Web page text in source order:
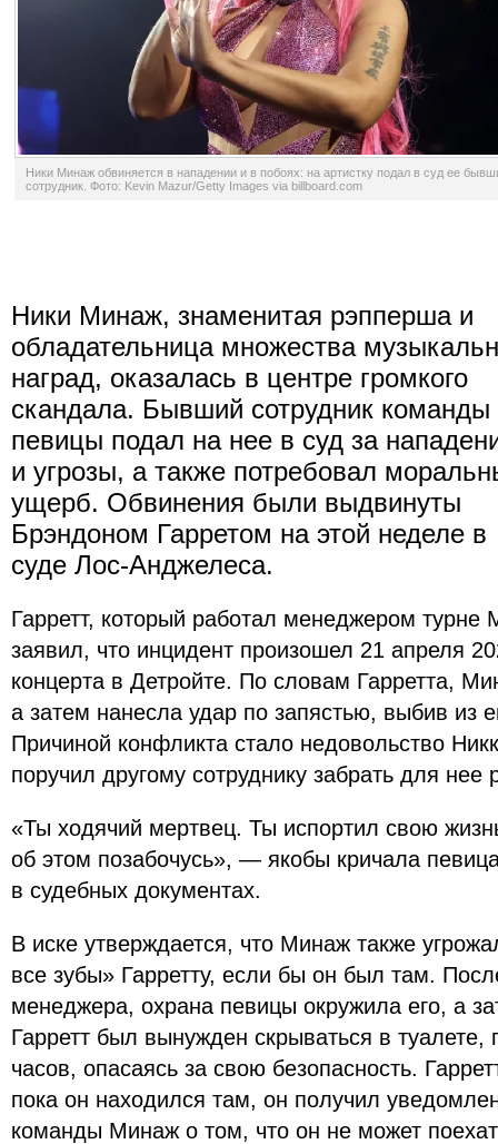
Ники Минаж обвиняется в нападении и в побоях: на артистку подал в суд ее
сотрудник. Фото: Kevin Mazur/Getty Images via billboard.com
Ники Минаж, знаменитая рэпперша и
обладательница множества
наград, оказалась в центре громкого
скандала. Бывший сотрудник команды
певицы подал на нее в суд за
и угрозы, а также потребовал
ущерб. Обвинения были выдвинуты
Брэндоном Гарретом на этой неделе в
суде Лос-Анджелеса.
Гарретт, который работал менеджером турне
заявил, что инцидент произошел 21 апреля
концерта в Детройте. По словам Гарретта,
а затем нанесла удар по запястью, выбив из
Причиной конфликта стало недовольство
поручил другому сотруднику забрать для нее
«Ты ходячий мертвец. Ты испортил свою
об этом позабочусь», — якобы кричала
в судебных документах.
В иске утверждается, что Минаж также
все зубы» Гарретту, если бы он был там.
менеджера, охрана певицы окружила его, а
Гарретт был вынужден скрываться в туалете,
часов, опасаясь за свою безопасность.
пока он находился там, он получил
команды Минаж о том, что он не может